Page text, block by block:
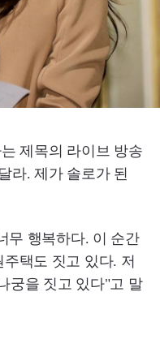
제목의 라이브 방송
라. 제가 솔로가 된
무 행복하다. 이 순간
택도 짓고 있다. 저
궁을 짓고 있다"고 말